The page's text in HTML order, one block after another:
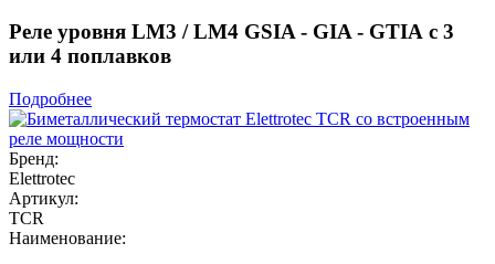
Реле уровня LM3 / LM4 GSIA - GIA - GTIA с 3
или 4 поплавков
Подробнее
Бренд:
Elettrotec
Артикул:
TCR
Наименование: